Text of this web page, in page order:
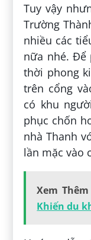
Tuy vậy
Trường
nhiều các
nữa nhé. Để
thời phong
trên cổng
có khu
phục chốn
nhà Thanh
lần mặc vào
Xem Thêm
Khiến du